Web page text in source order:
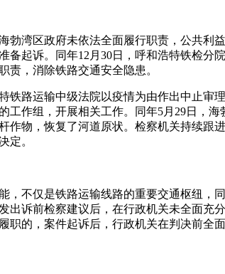
勃湾区政府未依法全面履行职责，公共
备起诉。同年12月30日，呼和浩特铁检分
责，消除铁路交通安全隐患。
铁路运输中级法院以疫情为由作出中止
工作组，开展相关工作。同年5月29日，
作物，恢复了河道原状。检察机关持续跟
定。
，不仅是铁路运输线路的重要交通枢纽，
出诉前检察建议后，在行政机关未全面充
职的，案件起诉后，行政机关在判决前全